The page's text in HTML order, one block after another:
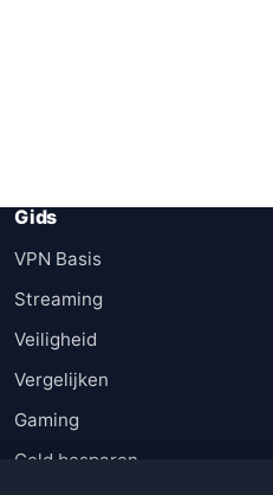
Gids
VPN Basis
Streaming
Veiligheid
Vergelijken
Gaming
Geld besparen